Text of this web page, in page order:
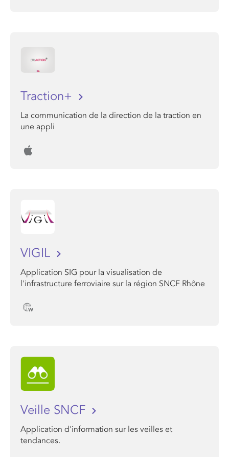
Traction+
La communication de la direction de la traction en
une appli
VIGIL
Application SIG pour la visualisation de
l'infrastructure ferroviaire sur la région SNCF Rhône
Veille SNCF
Application d'information sur les veilles et
tendances.